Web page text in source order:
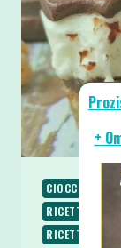
CIOCCOLATO
RICETTE DOLCI
RICETTE
+